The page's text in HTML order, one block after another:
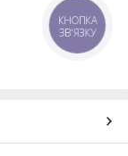
КНОПКА
ЗВ'ЯЗКУ